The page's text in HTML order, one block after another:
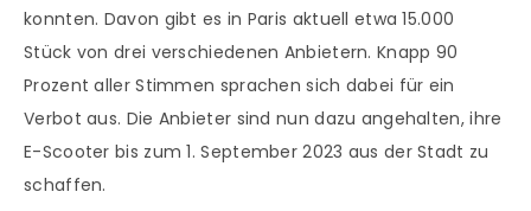
konnten. Davon gibt es in Paris aktuell etwa 15.000
Stück von drei verschiedenen Anbietern. Knapp 90
Prozent aller Stimmen sprachen sich dabei für ein
Verbot aus. Die Anbieter sind nun dazu angehalten, ihre
E-Scooter bis zum 1. September 2023 aus der Stadt zu
schaffen.